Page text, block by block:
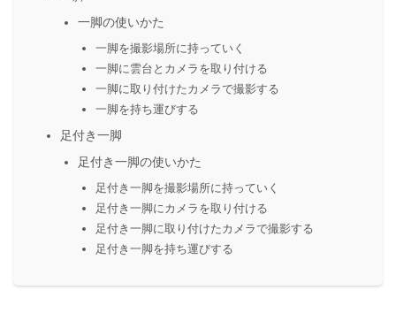
一脚の使いかた
一脚を撮影場所に持っていく
一脚に雲台とカメラを取り付ける
一脚に取り付けたカメラで撮影する
一脚を持ち運びする
足付き一脚
足付き一脚の使いかた
足付き一脚を撮影場所に持っていく
足付き一脚にカメラを取り付ける
足付き一脚に取り付けたカメラで撮影する
足付き一脚を持ち運びする